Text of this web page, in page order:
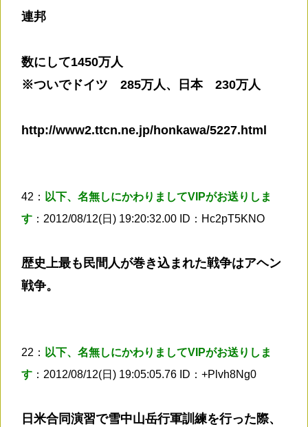
連邦
数にして1450万人
※ついでドイツ 285万人、日本 230万人
http://www2.ttcn.ne.jp/honkawa/5227.html
42： 以下、名無しにかわりましてVIPがお送りしま
す ：2012/08/12(日) 19:20:32.00 ID：Hc2pT5KNO
歴史上最も民間人が巻き込まれた戦争はアヘン
戦争。
22： 以下、名無しにかわりましてVIPがお送りしま
す ：2012/08/12(日) 19:05:05.76 ID：+Plvh8Ng0
日米合同演習で雪中山岳行軍訓練を行った際、